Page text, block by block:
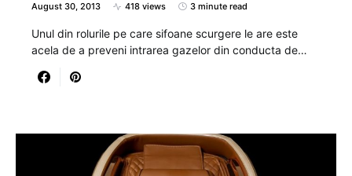
August 30, 2013 418 views 3 minute read
Unul din rolurile pe care sifoane scurgere le are este
acela de a preveni intrarea gazelor din conducta de…